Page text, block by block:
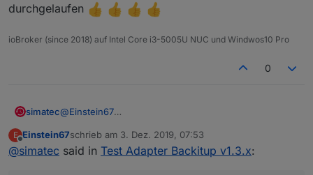
npm
ERR!
npm
ERR!
ERR!
durchgelaufen
ioBroker (since 2018) auf Intel Core i3-5005U NUC und Windwos10 Pro
0
simatec@Einstein67
die auch noch da?
E
Offline
Einstein67schrieb am 3. Dez. 2019, 07:53
zuletzt editiert von
@simatec said in Test Adapter Backitup v1.3.x: